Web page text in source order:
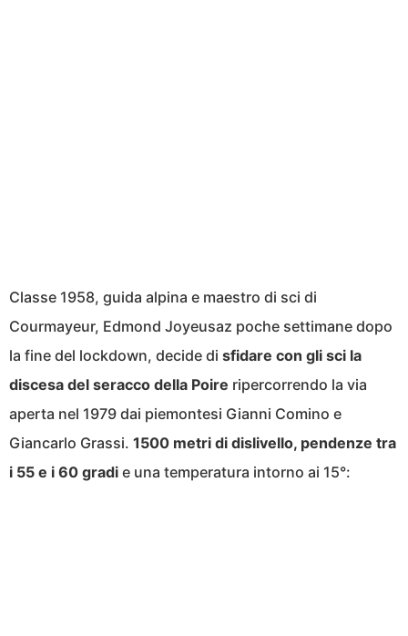
Classe 1958, guida alpina e maestro di sci di
Courmayeur, Edmond Joyeusaz poche settimane dopo
la fine del lockdown, decide di sfidare con gli sci la
discesa del seracco della Poire ripercorrendo la via
aperta nel 1979 dai piemontesi Gianni Comino e
Giancarlo Grassi. 1500 metri di dislivello, pendenze tra
i 55 e i 60 gradi e una temperatura intorno ai 15°: